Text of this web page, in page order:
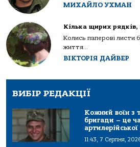
МИХАЙЛО УХМАН
Кілька щирих
Колись паперові листи
життя...
ВІКТОРІЯ ДАЙВЕР
ВИБІР РЕДАКЦІЇ
Кожний воїн з
бригади – це
11:43, 7 Серпня,